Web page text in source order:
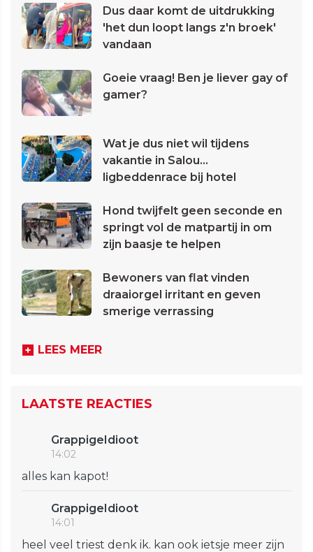
Dus daar komt de uitdrukking
'het dun loopt langs z'n broek'
vandaan
Goeie vraag! Ben je liever gay of
gamer?
Wat je dus niet wil tijdens
vakantie in Salou...
ligbeddenrace bij hotel
Hond twijfelt geen seconde en
springt vol de matpartij in om
zijn baasje te helpen
Bewoners van flat vinden
draaiorgel irritant en geven
smerige verrassing
LEES MEER
LAATSTE REACTIES
GrappigeIdioot
14:02
alles kan kapot!
GrappigeIdioot
14:01
heel veel triest denk ik. kan ook ietsje meer zijn